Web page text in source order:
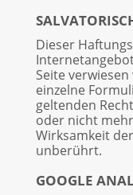
Dieser
Seite
einzelne
geltenden
oder nicht
Wirksamkeit
unberührt.
GOOGLE